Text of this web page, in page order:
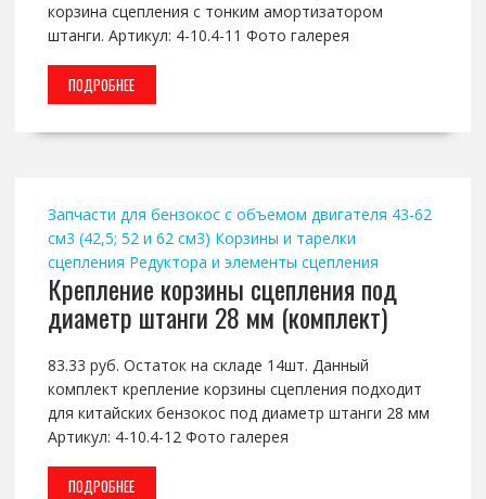
корзина сцепления с тонким амортизатором
штанги. Артикул: 4-10.4-11 Фото галерея
ПОДРОБНЕЕ
Запчасти для бензокос с объемом двигателя 43-62
см3 (42,5; 52 и 62 см3) Корзины и тарелки
сцепления Редуктора и элементы сцепления
Крепление корзины сцепления под
диаметр штанги 28 мм (комплект)
83.33 руб. Остаток на складе 14шт. Данный
комплект крепление корзины сцепления подходит
для китайских бензокос под диаметр штанги 28 мм
Артикул: 4-10.4-12 Фото галерея
ПОДРОБНЕЕ